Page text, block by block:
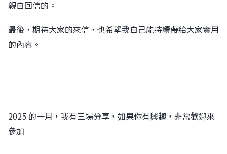
親自回信的。
最後，期待大家的來信，也希望我自己能持續帶給大家實用
的內容。
2025 的一月，我有三場分享，如果你有興趣，非常歡迎來
參加